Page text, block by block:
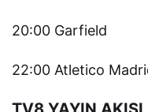
20:00 Garfield
22:00 Atletico